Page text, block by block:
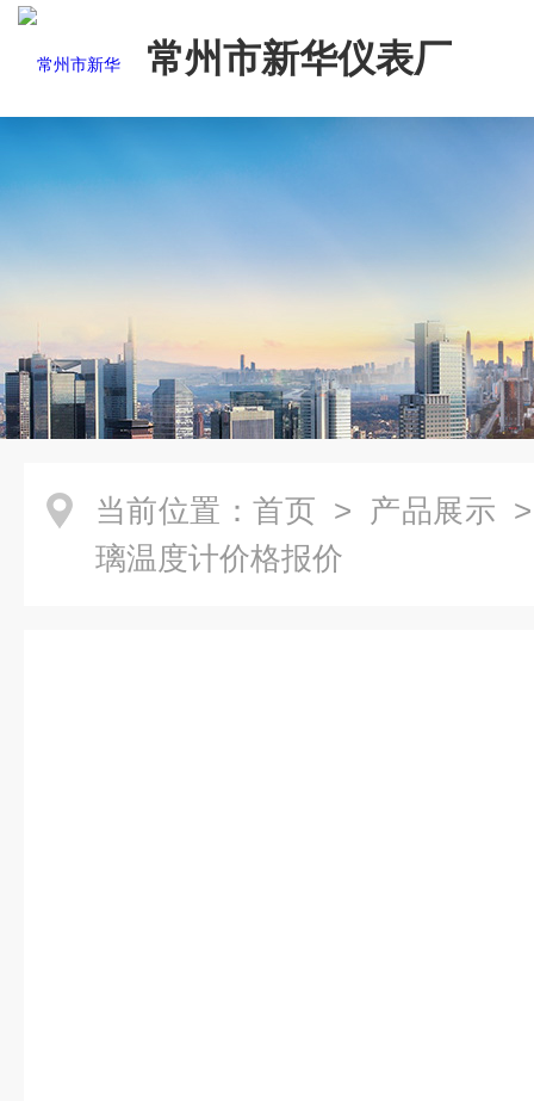
常州市新华仪表厂
当前位置： 首页 > 产品展示
璃温度计价格报价